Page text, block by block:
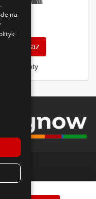
Kup teraz
- MŚP i floty
prawa zastrzeżone.
na